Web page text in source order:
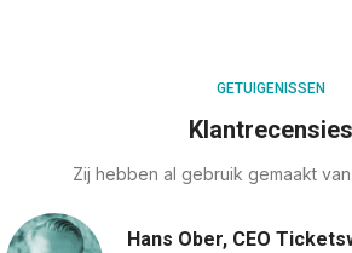
GETUIGENISSEN
Klantrecensies
Zij hebben al gebruik gemaakt
Hans Ober, CEO